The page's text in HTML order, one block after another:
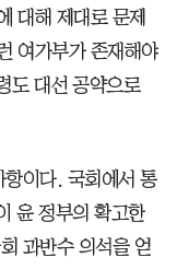
대해 제대로 문제
여가부가 존재해야
도 대선 공약으로
이다. 국회에서 통
윤 정부의 확고한
과반수 의석을 얻